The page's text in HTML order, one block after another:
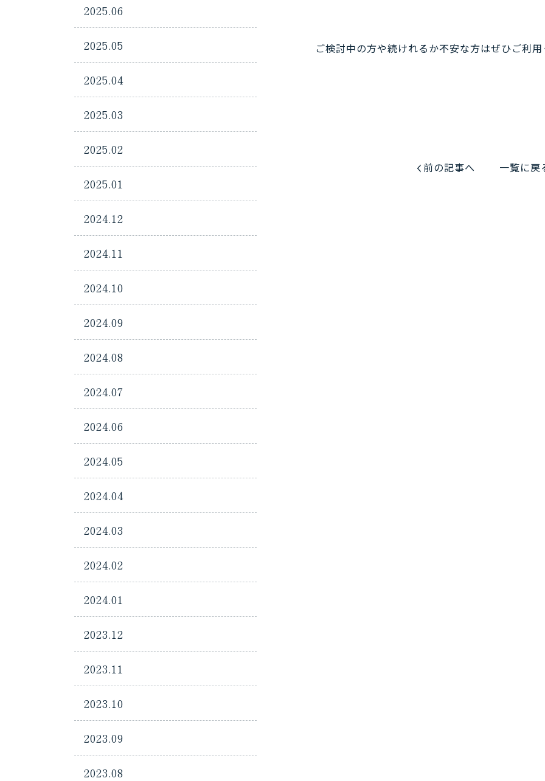
ご検討中の方や続けれるか不安な方はぜひご利用
前の記事へ 一覧に戻
2025.06
2025.05
2025.04
2025.03
2025.02
2025.01
2024.12
2024.11
2024.10
2024.09
2024.08
2024.07
2024.06
2024.05
2024.04
2024.03
2024.02
2024.01
2023.12
2023.11
2023.10
2023.09
2023.08